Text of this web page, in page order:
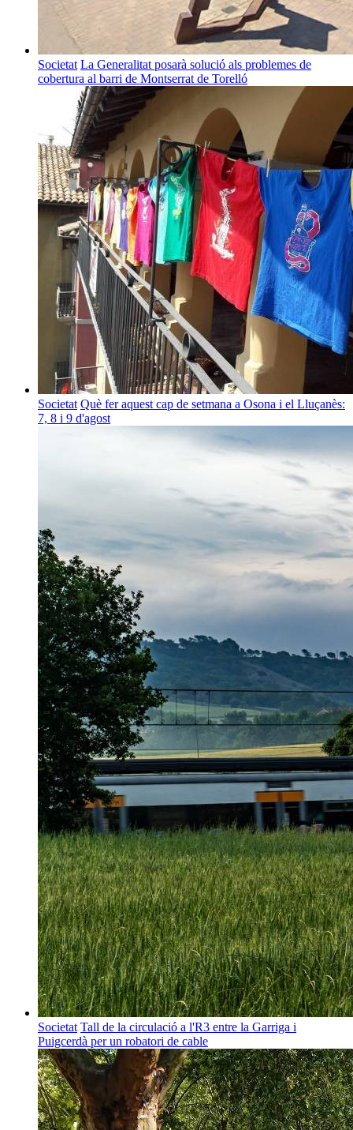
Societat La Generalitat posarà solució als problemes de
cobertura al barri de Montserrat de Torelló
Societat Què fer aquest cap de setmana a Osona i el Lluçanès:
7, 8 i 9 d'agost
Societat Tall de la circulació a l'R3 entre la Garriga i
Puigcerdà per un robatori de cable